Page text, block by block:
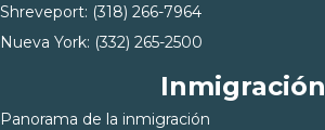
Shreveport: (318) 266-7964
Nueva York: (332) 265-2500
Inmigración
Panorama de la inmigración